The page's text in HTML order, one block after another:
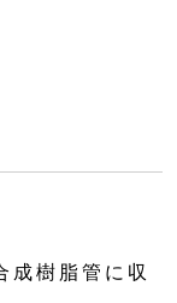
成樹脂管に収